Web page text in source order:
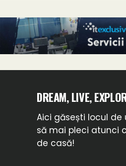
DREAM, LIVE,
Aici găsești locul de
să mai pleci atunci
de casă!